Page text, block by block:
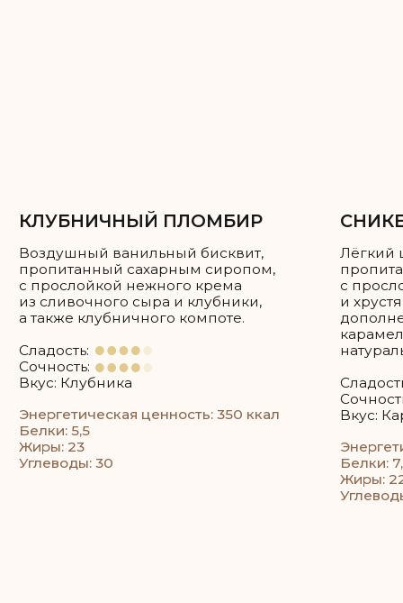
Каждый ярус можно сделать разной
усмотрение!
Например: если 35 гостей, то 35 * 200 = 7 кг
Как рассчитать нужное вам